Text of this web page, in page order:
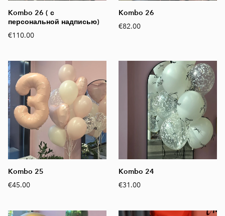
Kombo 26 ( с
персональной надписью)
€110.00
Kombo 26
€82.00
Kombo 25
€45.00
Kombo 24
€31.00